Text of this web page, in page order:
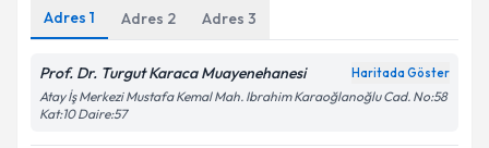
Metni
'ni okudum ve kişisel verilerimin belirtilen
kapsamda işlenmesini kabul ediyorum.
Takvim Talebini Gönder
Adres 1 Adres 2 Adres 3
Prof. Dr. Turgut Karaca Muayenehanesi Haritada Göster
Atay İş Merkezi Mustafa Kemal Mah. Ibrahim Karaoğlanoğlu Cad. No:58
Kat:10 Daire:57